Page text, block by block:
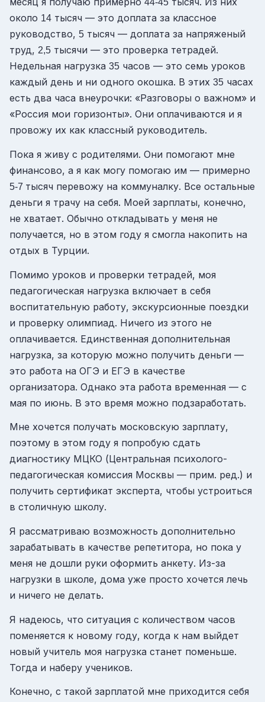
44-45
около 14 тысяч — это доплата за классное
руководство, 5 тысяч — доплата за напряженый
труд, 2,5 тысячи — это проверка тетрадей.
Недельная нагрузка 35 часов — это семь уроков
каждый день и ни одного окошка. В этих 35 часах
есть два часа внеурочки: «Разговоры о важном» и
«Россия мои горизонты». Они оплачиваются и я
провожу их как классный руководитель.
Пока я живу с родителями. Они помогают мне
финансово, а я как могу помогаю им — примерно
5-7 тысяч перевожу на коммуналку. Все остальные
деньги я трачу на себя. Моей зарплаты, конечно,
не хватает. Обычно откладывать у меня не
получается, но в этом году я смогла накопить на
отдых в Турции.
Помимо уроков и проверки тетрадей, моя
педагогическая нагрузка включает в себя
воспитательную работу, экскурсионные поездки
и проверку олимпиад. Ничего из этого не
оплачивается. Единственная дополнительная
нагрузка, за которую можно получить деньги —
это работа на ОГЭ и ЕГЭ в качестве
организатора. Однако эта работа временная — с
мая по июнь. В это время можно подзаработать.
Мне хочется получать московскую зарплату,
поэтому в этом году я попробую сдать
диагностику МЦКО (Центральная психолого-
педагогическая комиссия Москвы — прим. ред.) и
получить сертификат эксперта, чтобы устроиться
в столичную школу.
Я рассматриваю возможность дополнительно
зарабатывать в качестве репетитора, но пока у
меня не дошли руки оформить анкету. Из-за
нагрузки в школе, дома уже просто хочется лечь
и ничего не делать.
Я надеюсь, что ситуация с количеством часов
поменяется к новому году, когда к нам выйдет
новый учитель моя нагрузка станет поменьше.
Тогда и наберу учеников.
Конечно, с такой зарплатой мне приходится себя